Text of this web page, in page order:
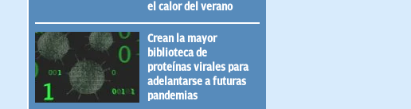
el calor del verano
Crean la mayor
biblioteca de
proteínas virales para
adelantarse a futuras
pandemias